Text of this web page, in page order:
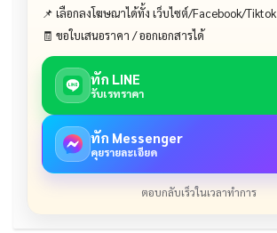
📌 เลือกลงโฆษณาได้ทั้ง เว็บไซต์/Facebook/Tiktok
🧾 ขอใบเสนอราคา / ออกเอกสารได้
ทัก LINE
รับเรทราคา
ทัก Messenger
คุยรายละเอียด
ตอบกลับเร็วในเวลาทำการ